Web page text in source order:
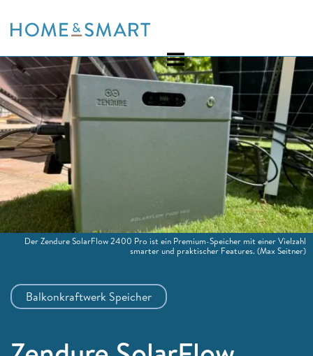
to
Balkonkraftwerk Speicher
Der Zendure SolarFlow 2400 Pro ist ein Premium-Speicher mit einer Vielzahl
smarter und praktischer Features.(Max Seitner)